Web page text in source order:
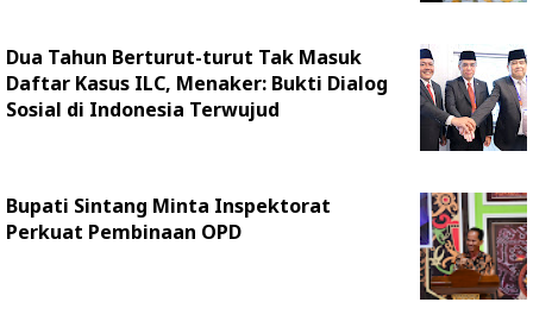
Dua Tahun Berturut-turut Tak Masuk
Daftar Kasus ILC, Menaker: Bukti Dialog
Sosial di Indonesia Terwujud
Bupati Sintang Minta Inspektorat
Perkuat Pembinaan OPD